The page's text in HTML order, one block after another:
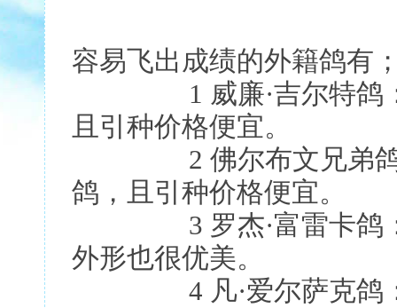
容易飞出成绩的外籍鸽有
1 威廉·吉尔特鸽：自
且引种价格便宜。
2 佛尔布文兄弟鸽：
鸽，且引种价格便宜。
3 罗杰·富雷卡鸽：自
外形也很优美。
4 凡·爱尔萨克鸽：杂